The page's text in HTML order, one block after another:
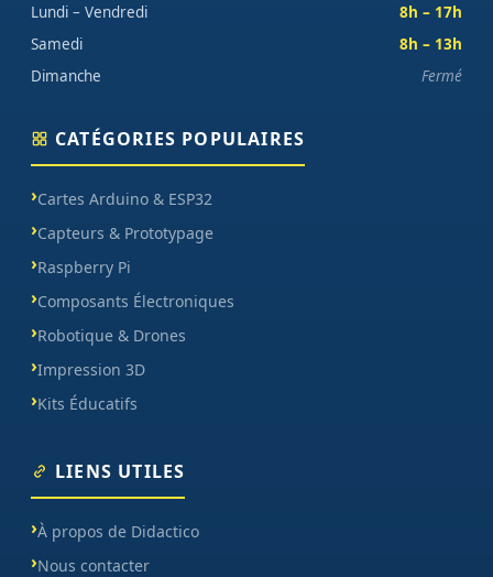
Lundi – Vendredi
8h – 17h
Samedi
8h – 13h
Dimanche
Fermé
CATÉGORIES POPULAIRES
Cartes Arduino & ESP32
Capteurs & Prototypage
Raspberry Pi
Composants Électroniques
Robotique & Drones
Impression 3D
Kits Éducatifs
LIENS UTILES
À propos de Didactico
Nous contacter